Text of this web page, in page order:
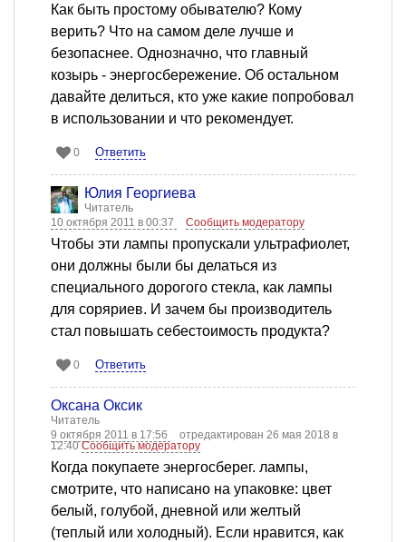
Как быть простому обывателю? Кому
верить? Что на самом деле лучше и
безопаснее. Однозначно, что главный
козырь - энергосбережение. Об остальном
давайте делиться, кто уже какие попробовал
в использовании и что рекомендует.
0 Ответить
Юлия Георгиева
Читатель
10 октября 2011 в 00:37
Сообщить модератору
Чтобы эти лампы пропускали ультрафиолет,
они должны были бы делаться из
специального дорогого стекла, как лампы
для соряриев. И зачем бы производитель
стал повышать себестоимость продукта?
0 Ответить
Оксана Оксик
Читатель
9 октября 2011 в 17:56
отредактирован 26 мая 2018 в
12:40Сообщить модератору
Когда покупаете энергосберег. лампы,
смотрите, что написано на упаковке: цвет
белый, голубой, дневной или желтый
(теплый или холодный). Если нравится, как